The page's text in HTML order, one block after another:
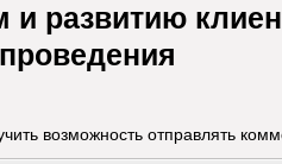
развитию
возможность отправлять